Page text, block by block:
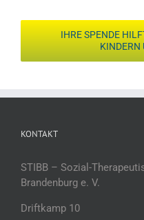
IHRE SPENDE
KINDERN
KONTAKT
STIBB – Sozial-
Brandenburg e. V.
Driftkamp 10